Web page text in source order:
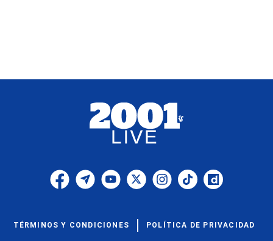
TÉRMINOS Y CONDICIONES POLÍTICA DE PRIVACIDAD